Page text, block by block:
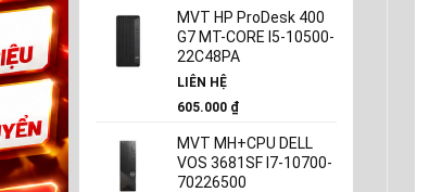
MVT HP ProDesk 400
G7 MT-CORE I5-10500-
22C48PA
LIÊN HỆ
605.000 ₫
MVT MH+CPU DELL
VOS 3681SF I7-10700-
70226500